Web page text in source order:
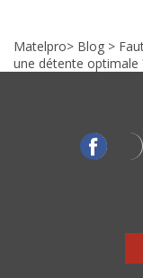
Matelpro> Blog >
une détente optimale